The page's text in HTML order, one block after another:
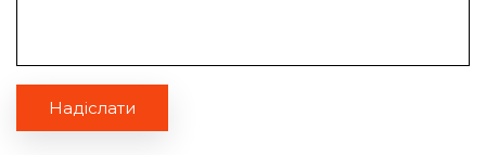
Надіслати